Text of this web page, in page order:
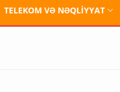
TELEKOM VƏ NƏQLİYYAT